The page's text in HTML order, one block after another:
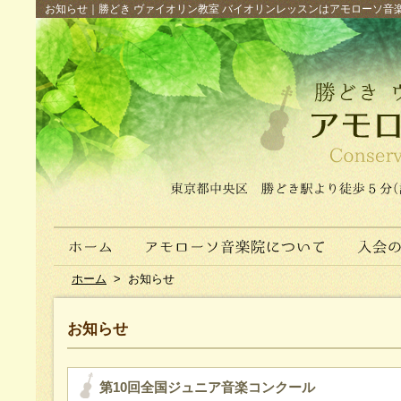
お知らせ｜勝どき ヴァイオリン教室 バイオリンレッスンはアモローソ
ホーム > お知らせ
お知らせ
第10回全国ジュニア音楽コンクール